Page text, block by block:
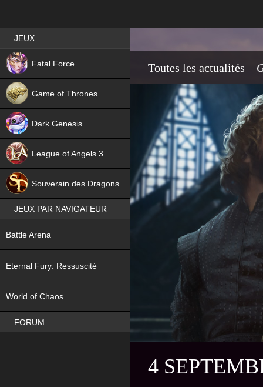
Toutes les actualités
4
Best RPG games in France
JEUX
Fatal Force
NEW
Game of Thrones
Dark Genesis
League of Angels 3
Souverain des Dragons
JEUX PAR NAVIGATEUR
Battle Arena
Eternal Fury: Ressuscité
World of Chaos
FORUM